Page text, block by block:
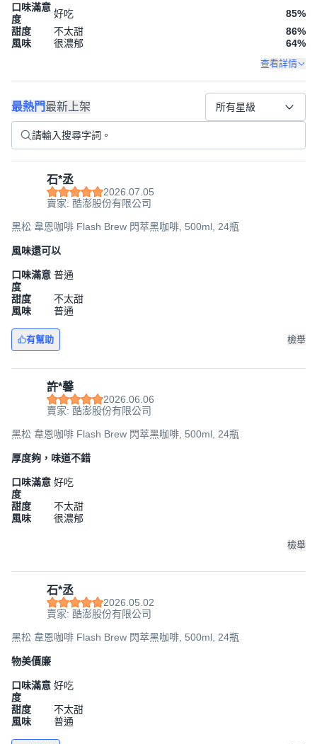
口味滿意
度
好吃 85%
甜度
不太甜 86%
風味
很濃郁 64%
查看詳情
最熱門最新上架 所有星級
石*丞
2026.07.05
賣家: 酷澎股份有限公司
黑松 韋恩咖啡 Flash Brew 閃萃黑咖啡, 500ml, 24瓶
風味還可以
口味滿意
度
普通
甜度
不太甜
風味
普通
有幫助 檢舉
許*馨
2026.06.06
賣家: 酷澎股份有限公司
黑松 韋恩咖啡 Flash Brew 閃萃黑咖啡, 500ml, 24瓶
厚度夠，味道不錯
口味滿意
度
好吃
甜度
不太甜
風味
很濃郁
檢舉
石*丞
2026.05.02
賣家: 酷澎股份有限公司
黑松 韋恩咖啡 Flash Brew 閃萃黑咖啡, 500ml, 24瓶
物美價廉
口味滿意
度
好吃
甜度
不太甜
風味
普通